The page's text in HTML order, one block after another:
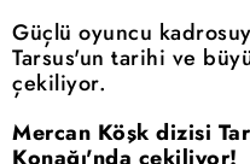
Güçlü oyuncu
Tarsus'un tarihi ve
çekiliyor.
Mercan Köşk dizisi